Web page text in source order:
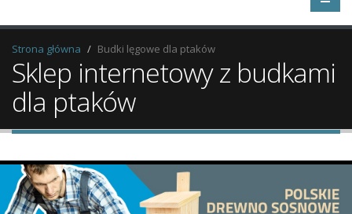
Strona główna Budki lęgowe dla ptaków
Sklep internetowy z budkami
dla ptaków